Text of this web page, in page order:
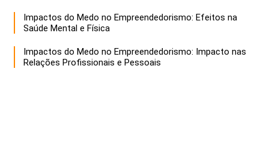
Impactos do Medo no Empreendedorismo: Efeitos na
Saúde Mental e Física
Impactos do Medo no Empreendedorismo: Impacto nas
Relações Profissionais e Pessoais